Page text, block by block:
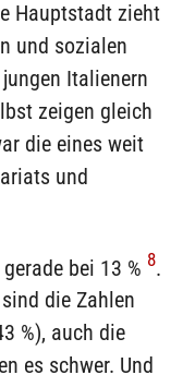
Hauptstadt zieht
und sozialen
Italienern
zeigen gleich
die eines weit
und
bei 13 % 8.
die Zahlen
%), auch die
es schwer. Und